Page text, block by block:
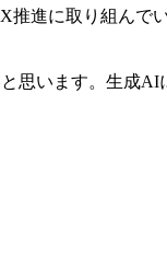
進に取り組んで
思います。生成